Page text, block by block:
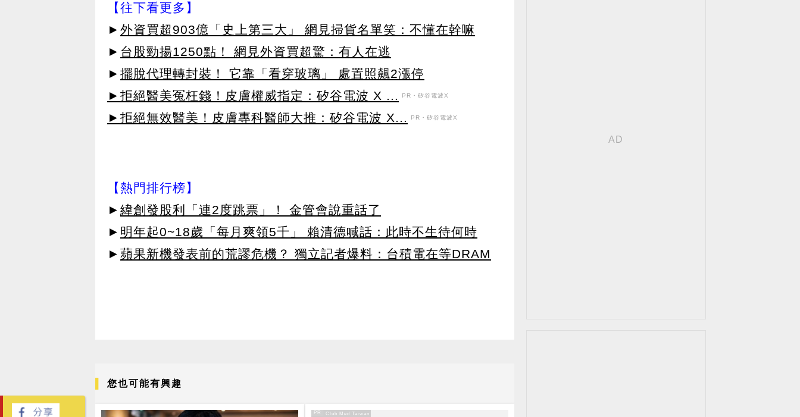
【往下看更多】
► 外資買超903億「史上第三大」 網見掃貨名單笑：不懂在幹嘛
► 台股勁揚1250點！ 網見外資買超驚：有人在逃
► 擺脫代理轉封裝！ 它靠「看穿玻璃」 處置照飆2漲停
►拒絕醫美冤枉錢！皮膚權威指定：矽谷電波 X ...
PR・矽谷電波X
►拒絕無效醫美！皮膚專科醫師大推：矽谷電波 X... PR・矽谷電波X
【熱門排行榜】
► 緯創發股利「連2度跳票」！ 金管會說重話了
► 明年起0~18歲「每月爽領5千」 賴清德喊話：此時不生待何時
► 蘋果新機發表前的荒謬危機？ 獨立記者爆料：台積電在等DRAM
您也可能有興趣
PR
PR・Club Med Taiwan